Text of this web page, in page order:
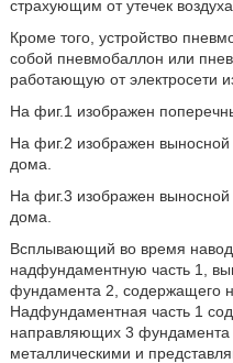
страхующим от утечек
Кроме того, устройство
собой пневмобаллон или
работающую от электросети
На фиг.1 изображен
На фиг.2 изображен
дома.
На фиг.3 изображен
дома.
Всплывающий во время
надфундаментную часть 1,
фундамента 2, содержащего
Надфундаментная часть 1
направляющих 3 фундамента
металлическими и